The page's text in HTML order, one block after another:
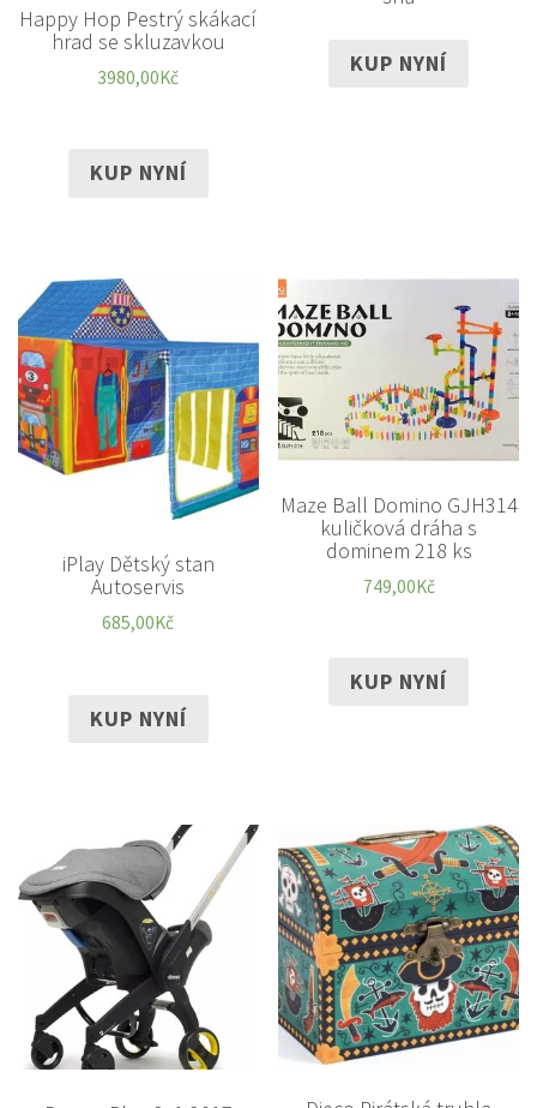
Happy Hop Pestrý skákací
hrad se skluzavkou
3980,00Kč
KUP NYNÍ
KUP NYNÍ
iPlay Dětský stan
Autoservis
685,00Kč
KUP NYNÍ
Maze Ball Domino GJH314
kuličková dráha s
dominem 218 ks
749,00Kč
KUP NYNÍ